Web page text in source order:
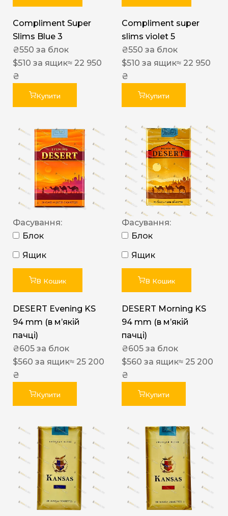
Compliment Super
Slims Blue 3
₴550 за блок
$510 за ящик≈ 22 950
₴
Купити
Compliment super
slims violet 5
₴550 за блок
$510 за ящик≈ 22 950
₴
Купити
Фасування:
Блок
Ящик
В Кошик
DESERT Evening KS
94 mm (в мʼякій
пачці)
₴605 за блок
$560 за ящик≈ 25 200
₴
Купити
Фасування:
Блок
Ящик
В Кошик
DESERT Morning KS
94 mm (в мʼякій
пачці)
₴605 за блок
$560 за ящик≈ 25 200
₴
Купити